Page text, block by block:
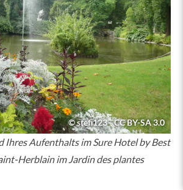
© stefi123 - CC BY-SA 3.0
Ihres Aufenthalts im Sure Hotel by Best
Herblain im Jardin des plantes